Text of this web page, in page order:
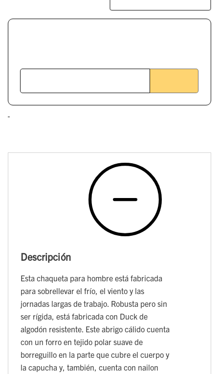
Descripción
Esta chaqueta para hombre está fabricada
para sobrellevar el frío, el viento y las
jornadas largas de trabajo. Robusta pero sin
ser rígida, está fabricada con Duck de
algodón resistente. Este abrigo cálido cuenta
con un forro en tejido polar suave de
borreguillo en la parte que cubre el cuerpo y
la capucha y, también, cuenta con nailon